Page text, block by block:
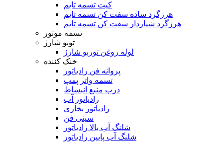
کیت تسمه تایم
هرزگرد ساده سفت کن تسمه تایم
هرزگرد شیاردار سفت کن تسمه تایم
تسمه موتور
توبو شارژ
لوله روغن توربو شارژ
خنک کننده
پروانه فن رادیاتور
تسمه واتر پمپ
درب منبع انبساط
رادیاتور آب
رادیاتور بخاری
سینی فن
شلنگ آب بالا رادیاتور
شلنگ آب پایین رادیاتور